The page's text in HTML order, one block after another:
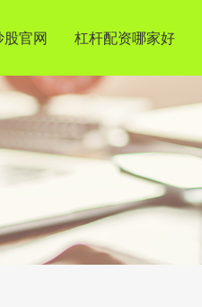
官网 杠杆配资哪家好